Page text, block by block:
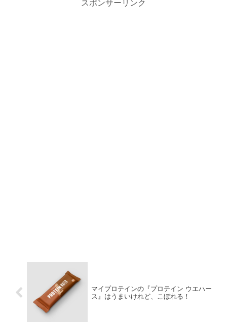
スポンサーリンク
マイプロテインの『プロテイン ウエハー
ス』はうまいけれど、こぼれる！